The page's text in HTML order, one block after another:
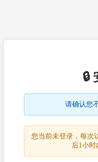
🔒
请确认您
您当前未登录，每次
后1小时